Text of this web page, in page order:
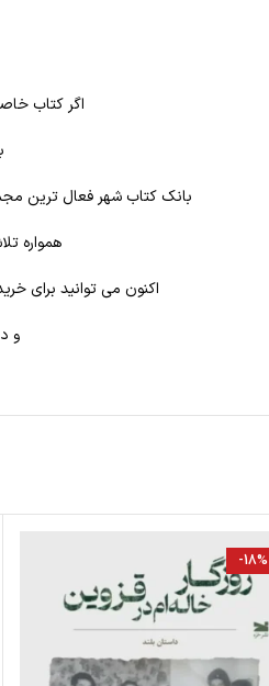
اگر کتاب
بانک کتاب شهر فعال ترین
همواره
اکنون می توانید برای
و
-18%